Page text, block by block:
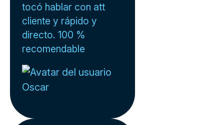
tocó hablar con att
cliente y rápido y
directo. 100 %
recomendable
Oscar